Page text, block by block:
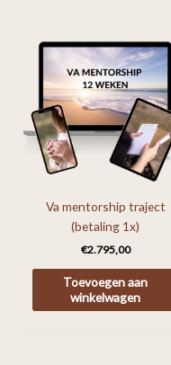
Va mentorship traject
(betaling 1x)
€2.795,00
Toevoegen aan
winkelwagen